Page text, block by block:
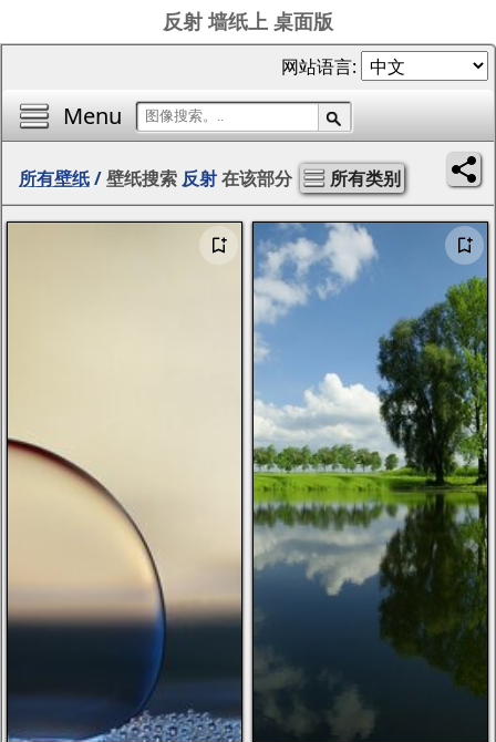
反射 墙纸上 桌面版
Menu
网站语言:
所有壁纸/壁纸搜索 反射在该部分 所有类别